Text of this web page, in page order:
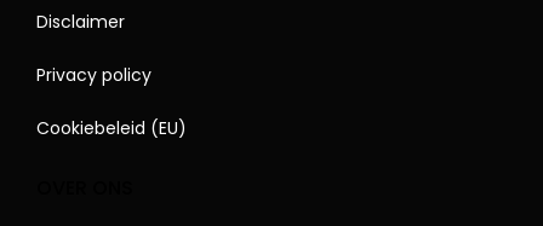
Disclaimer
Privacy policy
Cookiebeleid (EU)